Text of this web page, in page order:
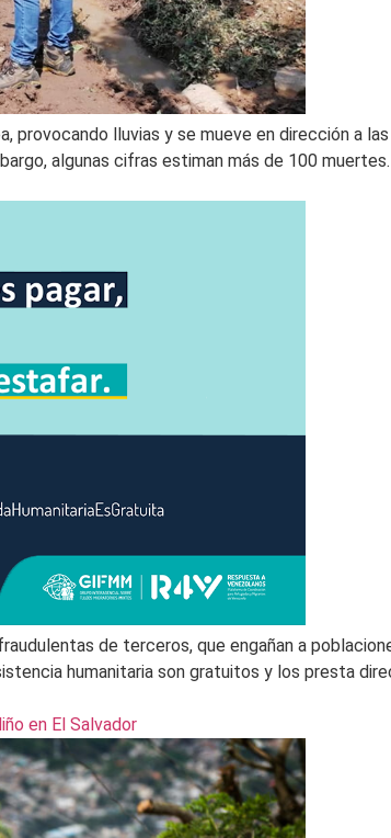
lluvias y se mueve en dirección a
algunas cifras estiman más de 100
de terceros, que engañan a
humanitaria son gratuitos y los presta
en El Salvador